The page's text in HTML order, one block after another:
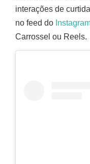
interações de
no feed do
Carrossel ou Reels.